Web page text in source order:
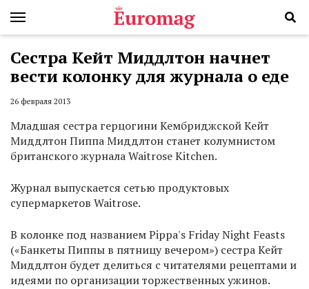
Сестра Кейт Миддлтон начнет
вести колонку для журнала о еде
26 февраля 2013
Младшая сестра герцогини Кембриджской Кейт
Миддлтон Пиппа Миддлтон станет колумнистом
британского журнала Waitrose Kitchen.
Журнал выпускается сетью продуктовых
супермаркетов Waitrose.
В колонке под названием Pippa's Friday Night Feasts
(«Банкеты Пиппы в пятницу вечером») сестра Кейт
Миддлтон будет делиться с читателями рецептами и
идеями по организации торжественных ужинов.